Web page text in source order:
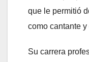
que le permitió
como cantante y
Su carrera